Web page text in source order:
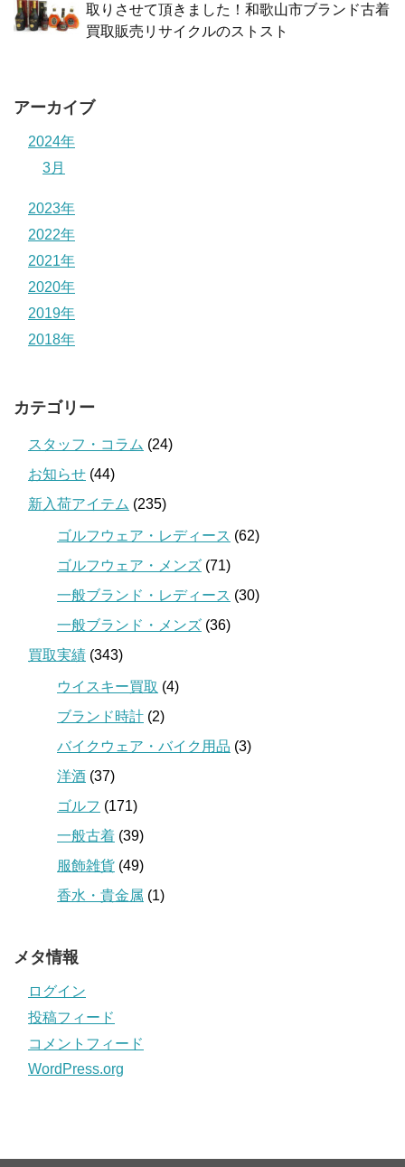
取りさせて頂きました！和歌山市ブランド古着
買取販売リサイクルのストスト
アーカイブ
2024年
3月
2023年
2022年
2021年
2020年
2019年
2018年
カテゴリー
スタッフ・コラム (24)
お知らせ (44)
新入荷アイテム (235)
ゴルフウェア・レディース (62)
ゴルフウェア・メンズ (71)
一般ブランド・レディース (30)
一般ブランド・メンズ (36)
買取実績 (343)
ウイスキー買取 (4)
ブランド時計 (2)
バイクウェア・バイク用品 (3)
洋酒 (37)
ゴルフ (171)
一般古着 (39)
服飾雑貨 (49)
香水・貴金属 (1)
メタ情報
ログイン
投稿フィード
コメントフィード
WordPress.org